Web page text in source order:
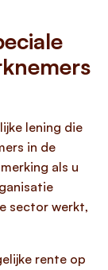
lening die
in de
als u
sector werkt,
rente op